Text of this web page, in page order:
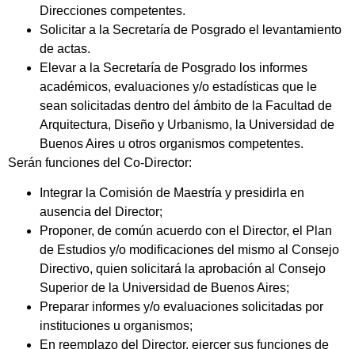
Direcciones competentes.
Solicitar a la Secretaría de Posgrado el levantamiento
de actas.
Elevar a la Secretaría de Posgrado los informes
académicos, evaluaciones y/o estadísticas que le
sean solicitadas dentro del ámbito de la Facultad de
Arquitectura, Diseño y Urbanismo, la Universidad de
Buenos Aires u otros organismos competentes.
Serán funciones del Co-Director:
Integrar la Comisión de Maestría y presidirla en
ausencia del Director;
Proponer, de común acuerdo con el Director, el Plan
de Estudios y/o modificaciones del mismo al Consejo
Directivo, quien solicitará la aprobación al Consejo
Superior de la Universidad de Buenos Aires;
Preparar informes y/o evaluaciones solicitadas por
instituciones u organismos;
En reemplazo del Director, ejercer sus funciones de